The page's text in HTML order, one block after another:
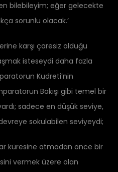
bilebileyim; eğer gelecekte
sorunlu olacak.’
karşı çaresiz olduğu
isteseydi daha fazla
Kudreti’nin
Bakışı gibi temel bir
sadece en düşük seviye,
sokulabilen seviyeydi;
küresine atmadan önce bir
vermek üzere olan